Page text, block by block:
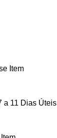
Item
a 11 Dias Úteis